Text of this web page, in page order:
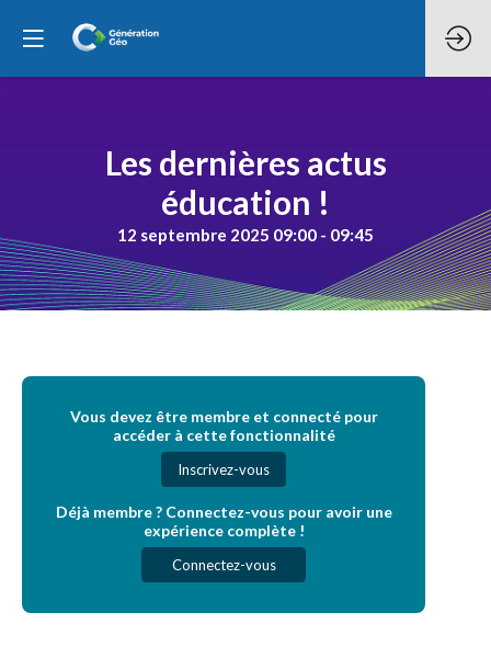
Les dernières actus
éducation !
12 septembre 2025 09:00 - 09:45
Vous devez être membre et connecté pour
accéder à cette fonctionnalité
Inscrivez-vous
Déjà membre ? Connectez-vous pour avoir une
expérience complète !
Connectez-vous